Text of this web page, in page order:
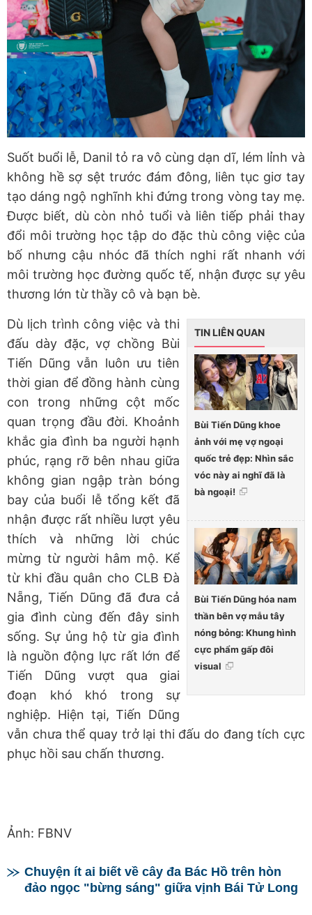
Suốt buổi lễ, Danil tỏ ra vô cùng dạn dĩ, lém lỉnh và
không hề sợ sệt trước đám đông, liên tục giơ tay
tạo dáng ngộ nghĩnh khi đứng trong vòng tay mẹ.
Được biết, dù còn nhỏ tuổi và liên tiếp phải thay
đổi môi trường học tập do đặc thù công việc của
bố nhưng cậu nhóc đã thích nghi rất nhanh với
môi trường học đường quốc tế, nhận được sự yêu
thương lớn từ thầy cô và bạn bè.
TIN LIÊN QUAN
Bùi Tiến Dũng khoe
ảnh với mẹ vợ ngoại
quốc trẻ đẹp: Nhìn sắc
vóc này ai nghĩ đã là
bà ngoại!
Bùi Tiến Dũng hóa nam
thần bên vợ mẫu tây
nóng bỏng: Khung hình
cực phẩm gấp đôi
visual
Dù lịch trình công việc và thi
đấu dày đặc, vợ chồng Bùi
Tiến Dũng vẫn luôn ưu tiên
thời gian để đồng hành cùng
con trong những cột mốc
quan trọng đầu đời. Khoảnh
khắc gia đình ba người hạnh
phúc, rạng rỡ bên nhau giữa
không gian ngập tràn bóng
bay của buổi lễ tổng kết đã
nhận được rất nhiều lượt yêu
thích và những lời chúc
mừng từ người hâm mộ. Kể
từ khi đầu quân cho CLB Đà
Nẵng, Tiến Dũng đã đưa cả
gia đình cùng đến đây sinh
sống. Sự ủng hộ từ gia đình
là nguồn động lực rất lớn để
Tiến Dũng vượt qua giai
đoạn khó khó trong sự
nghiệp. Hiện tại, Tiến Dũng
vẫn chưa thể quay trở lại thi đấu do đang tích cực
phục hồi sau chấn thương.
Ảnh: FBNV
Chuyện ít ai biết về cây đa Bác Hồ trên hòn
đảo ngọc "bừng sáng" giữa vịnh Bái Tử Long